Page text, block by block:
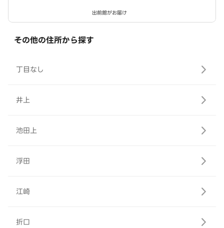
出前館がお届け
その他の住所から探す
丁目なし
井上
池田上
浮田
江崎
折口